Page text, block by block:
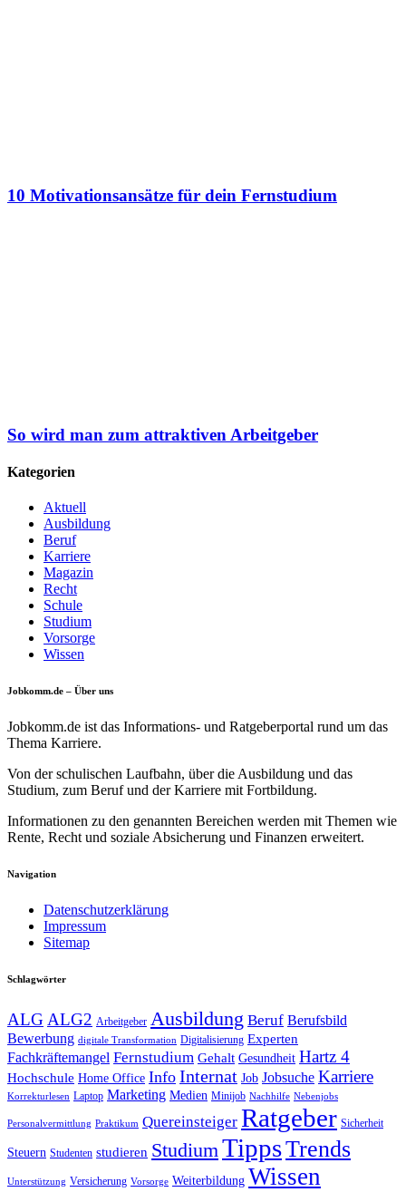
10 Motivationsansätze für dein Fernstudium
So wird man zum attraktiven Arbeitgeber
Kategorien
Aktuell
Ausbildung
Beruf
Karriere
Magazin
Recht
Schule
Studium
Vorsorge
Wissen
Jobkomm.de – Über uns
Jobkomm.de ist das Informations- und Ratgeberportal rund um das
Thema Karriere.
Von der schulischen Laufbahn, über die Ausbildung und das
Studium, zum Beruf und der Karriere mit Fortbildung.
Informationen zu den genannten Bereichen werden mit Themen wie
Rente, Recht und soziale Absicherung und Finanzen erweitert.
Navigation
Datenschutzerklärung
Impressum
Sitemap
Schlagwörter
ALG ALG2 Arbeitgeber Ausbildung Beruf Berufsbild
Bewerbung digitale Transformation Digitalisierung Experten
Fachkräftemangel Fernstudium Gehalt Gesundheit Hartz 4
Hochschule Home Office Info Internat Job Jobsuche Karriere
Korrekturlesen Laptop Marketing Medien Minijob Nachhilfe Nebenjobs
Personalvermittlung Praktikum Quereinsteiger Ratgeber Sicherheit
Steuern Studenten studieren StudiumTippsTrends
Unterstützung Versicherung Vorsorge Weiterbildung Wissen